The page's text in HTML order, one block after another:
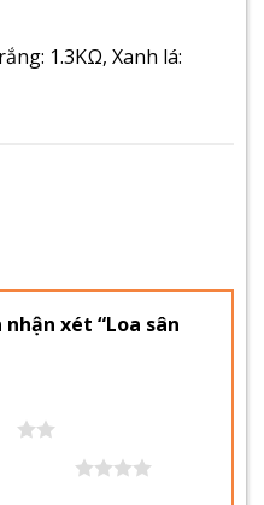
1.3KΩ, Xanh lá:
xét “Loa sân